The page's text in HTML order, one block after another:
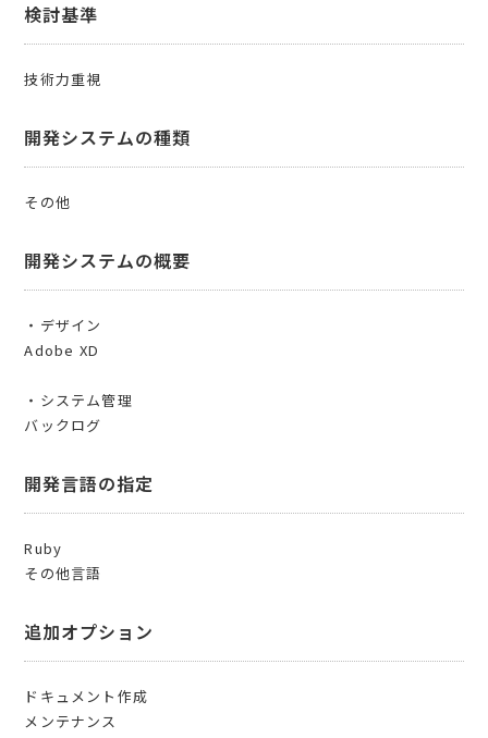
検討基準
技術力重視
開発システムの種類
その他
開発システムの概要
・デザイン
Adobe XD
・システム管理
バックログ
開発言語の指定
Ruby
その他言語
追加オプション
ドキュメント作成
メンテナンス